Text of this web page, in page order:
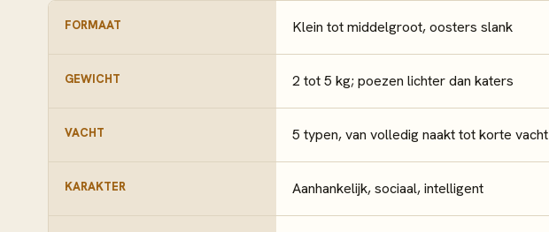
FORMAAT Klein tot middelgroot, oosters slank
GEWICHT 2 tot 5 kg; poezen lichter dan katers
VACHT 5 typen, van volledig naakt tot korte vacht
KARAKTER Aanhankelijk, sociaal, intelligent